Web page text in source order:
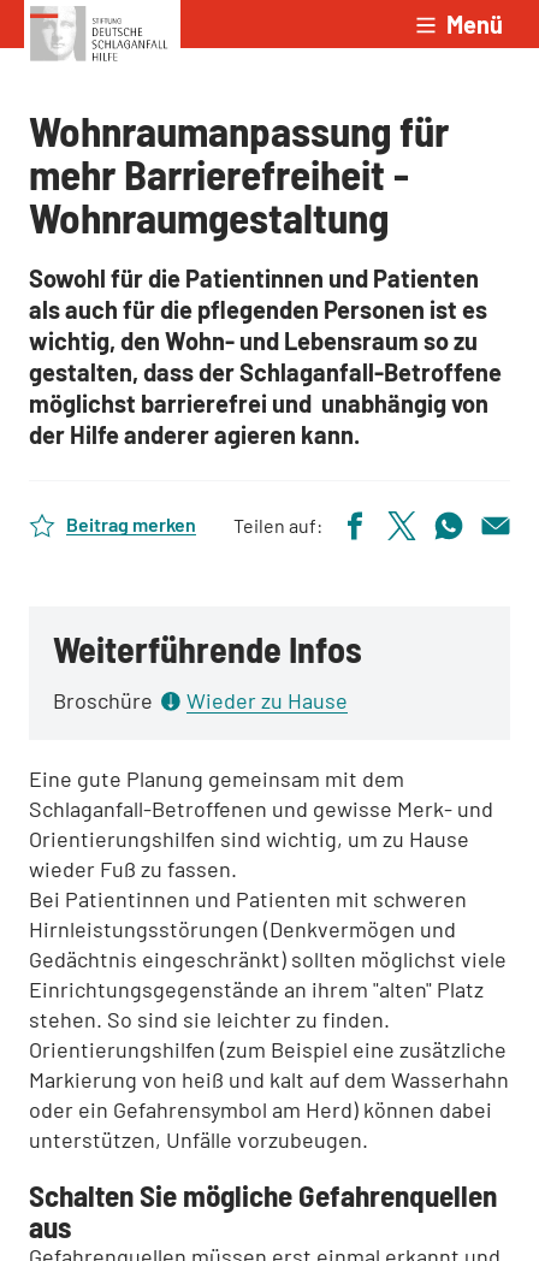
Zum Inhalt springen Menü
Wohnraumanpassung für
mehr Barrierefreiheit -
Wohnraumgestaltung
Sowohl für die Patientinnen und Patienten
als auch für die pflegenden Personen ist es
wichtig, den Wohn- und Lebensraum so zu
gestalten, dass der Schlaganfall-Betroffene
möglichst barrierefrei und unabhängig von
der Hilfe anderer agieren kann.
Beitrag merken Teilen auf:
Weiterführende Infos
Broschüre Wieder zu Hause
Eine gute Planung gemeinsam mit dem
Schlaganfall-Betroffenen und gewisse Merk- und
Orientierungshilfen sind wichtig, um zu Hause
wieder Fuß zu fassen.
Bei Patientinnen und Patienten mit schweren
Hirnleistungsstörungen (Denkvermögen und
Gedächtnis eingeschränkt) sollten möglichst viele
Einrichtungsgegenstände an ihrem "alten" Platz
stehen. So sind sie leichter zu finden.
Orientierungshilfen (zum Beispiel eine zusätzliche
Markierung von heiß und kalt auf dem Wasserhahn
oder ein Gefahrensymbol am Herd) können dabei
unterstützen, Unfälle vorzubeugen.
Schalten Sie mögliche Gefahrenquellen
aus